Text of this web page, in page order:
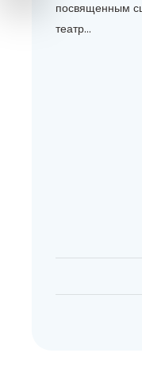
посвященным
театр...